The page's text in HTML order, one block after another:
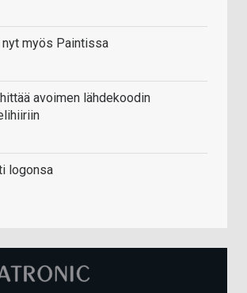
myös Paintissa
avoimen lähdekoodin
logonsa